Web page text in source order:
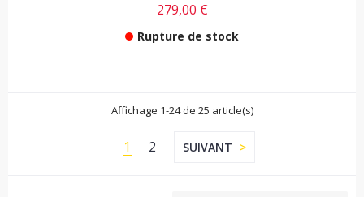
279,00 €
Rupture de stock
Affichage 1-24 de 25 article(s)
1 2 SUIVANT